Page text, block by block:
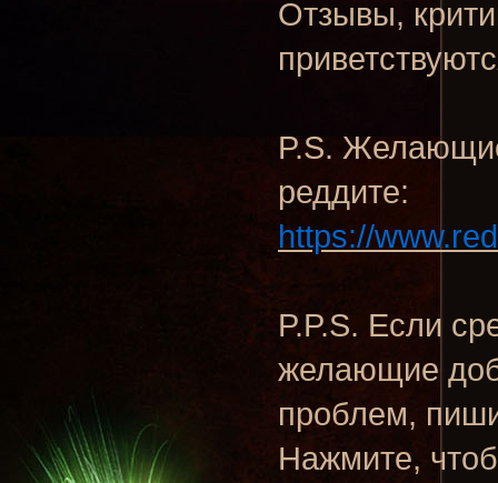
Отзывы,
P.S.
реддите:
https://
P.P.S. Если
желающие
проблем,
Нажмите,